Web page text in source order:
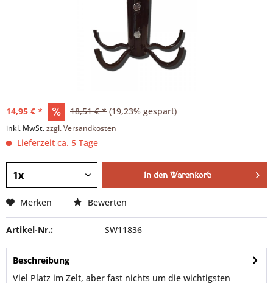
14,95 € * 18,51 € * (19,23% gespart)
inkl. MwSt.zzgl. Versandkosten
Lieferzeit ca. 5 Tage
In den Warenkorb
Merken Bewerten
Artikel-Nr.: SW11836
Beschreibung
Viel Platz im Zelt, aber fast nichts um die wichtigsten